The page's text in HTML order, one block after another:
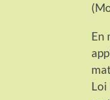
En
Loi